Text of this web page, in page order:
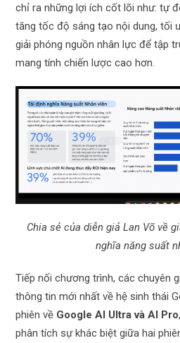
chỉ ra những lợi ích cốt lõi như: tự
tăng tốc độ sáng tạo nội dung, tối
giải phóng nguồn nhân lực để tập
mang tính chiến lược cao hơn.
Chia sẻ của diễn giả Lan Võ về
nghĩa năng suất
Tiếp nối chương trình, các chuyên
thông tin mới nhất về hệ sinh thái
phiên về Google AI Ultra và AI Pro
phân tích sự khác biệt giữa hai